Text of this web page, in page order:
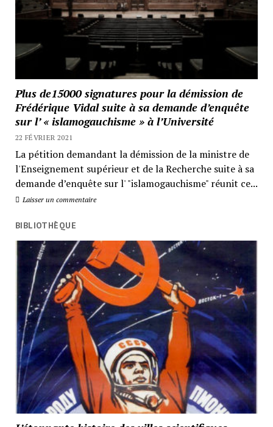
Plus de15000 signatures pour la démission de
Frédérique Vidal suite à sa demande d’enquête
sur l’ « islamogauchisme » à l’Université
22 FÉVRIER 2021
La pétition demandant la démission de la ministre de
l'Enseignement supérieur et de la Recherche suite à sa
demande d’enquête sur l' "islamogauchisme" réunit ce...
Laisser un commentaire
BIBLIOTHÈQUE